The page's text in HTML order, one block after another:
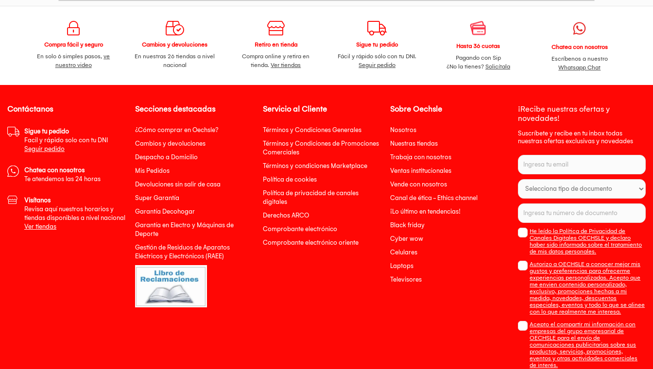
Compra fácil y seguro
En solo 6 simples pasos,ve
nuestro video
Cambios y devoluciones
En nuestras 26 tiendas a nivel
nacional
Retiro en tienda
Compra online y retira en
tienda.Ver tiendas
Sigue tu pedido
Fácil y rápido sólo con tu DNI.
Seguir pedido
Hasta 36 cuotas
Pagando con Sip
¿No la tienes? Solicítala
Chatea con nosotros
Escríbenos a nuestro
Whatsapp Chat
Secciones destacadas
¿Cómo comprar en Oechsle?
Cambios y devoluciones
Despacho a Domicilio
Mis Pedidos
Devoluciones sin salir de casa
Super Garantía
Garantía Decohogar
Garantía en Electro y Máquinas de
Deporte
Gestión de Residuos de Aparatos
Eléctricos y Electrónicos (RAEE)
Servicio al Cliente
Términos y Condiciones Generales
Términos y Condiciones de Promociones
Comerciales
Términos y condiciones Marketplace
Política de cookies
Política de privacidad de canales
digitales
Derechos ARCO
Comprobante electrónico
Comprobante electrónico oriente
Sobre Oechsle
Nosotros
Nuestras tiendas
Trabaja con nosotros
Ventas institucionales
Vende con nosotros
Canal de ética - Ethics channel
¡Lo último en tendencias!
Black friday
Cyber wow
Celulares
Laptops
Televisores
¡Recibe nuestras ofertas y
novedades!
Suscríbete y recibe en tu inbox todas
nuestras ofertas exclusivas y novedades
He leído la Política de Privacidad de
Canales Digitales OECHSLE y declaro
haber sido informado sobre el tratamiento
de mis datos personales.
Autorizo a OECHSLE a conocer mejor mis
gustos y preferencias para ofrecerme
experiencias personalizadas. Acepto que
me envien contenido personalizado,
exclusivo, promociones hechas a mi
medida, novedades, descuentos
especiales, eventos y todo lo que se alinee
con lo que realmente me interesa.
Acepto el compartir mi información con
empresas del grupo empresarial de
OECHSLE para el envío de
comunicaciones publicitarias sobre sus
productos, servicios, promociones,
eventos y otras actividades comerciales
de interés.
Contáctanos
Sigue tu pedido
Facil y rápido solo con tu DNI
Seguir pedido
Chatea con nosotros
Te atendemos las 24 horas
Visítanos
Revisa aquí nuestros horarios y
tiendas disponibles a nivel nacional
Ver tiendas